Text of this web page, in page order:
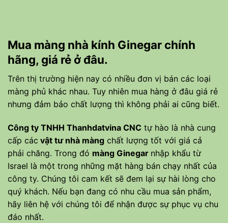
Mua màng nhà kính Ginegar chính
hãng, giá rẻ ở đâu.
Trên thị trường hiện nay có nhiều đơn vị bán các loại
màng phủ khác nhau. Tuy nhiên mua hàng ở đâu giá rẻ
nhưng đảm bảo chất lượng thì không phải ai cũng biết.
Công ty TNHH Thanhdatvina CNC tự hào là nhà cung
cấp các vật tư nhà màng chất lượng tốt với giá cả
phải chăng. Trong đó màng Ginegar nhập khẩu từ
Israel là một trong những mặt hàng bán chạy nhất của
công ty. Chúng tôi cam kết sẽ đem lại sự hài lòng cho
quý khách. Nếu bạn đang có nhu cầu mua sản phẩm,
hãy liên hệ với chúng tôi để nhận được sự phục vụ chu
đáo nhất.